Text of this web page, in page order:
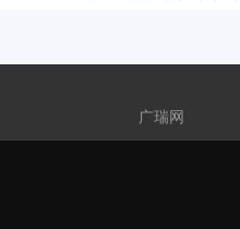
广瑞网